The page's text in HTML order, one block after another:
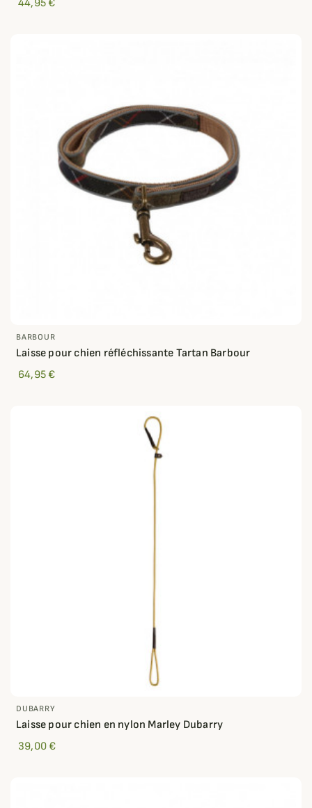
44,95 €
BARBOUR
Laisse pour chien réfléchissante Tartan Barbour
64,95 €
DUBARRY
Laisse pour chien en nylon Marley Dubarry
39,00 €